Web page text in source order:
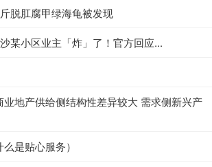
脱肛腐甲绿海龟被发现
某小区业主「炸」了！官方回应...
地产供给侧结构性差异较大 需求侧新兴产
是贴心服务）